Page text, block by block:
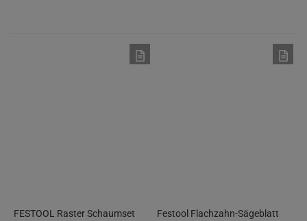
FESTOOL Raster Schaumset
Festool Flachzahn-Sägeblatt